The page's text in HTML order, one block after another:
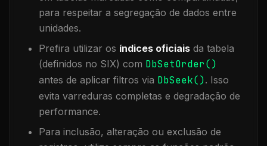
para respeitar a segregação de dados entre
unidades.
Prefira utilizar os índices oficiais da tabela
(definidos no SIX) com DbSetOrder()
antes de aplicar filtros via DbSeek(). Isso
evita varreduras completas e degradação de
performance.
Para inclusão, alteração ou exclusão de